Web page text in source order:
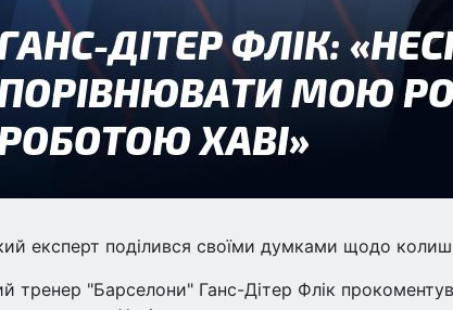
експерт поділився своїми думками щодо
тренер "Барселони" Ганс-Дітер Флік